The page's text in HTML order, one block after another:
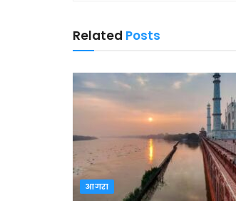
Related Posts
आगरा